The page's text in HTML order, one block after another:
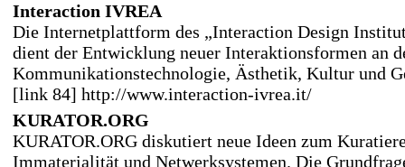
Interaction IVREA
Die Internetplattform des „Interaction Design
dient der Entwicklung neuer Interaktionsformen an
Kommunikationstechnologie, Ästhetik, Kultur und
[link 84] http://www.interaction-ivrea.it/
KURATOR.ORG
KURATOR.ORG diskutiert neue Ideen zum
Immaterialität und Netwerksystemen. Die